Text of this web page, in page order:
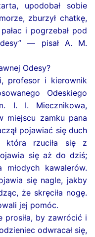
upodobał sobie
zburzył chatkę,
i pogrzebał pod
— pisał A. M.
Odesy?
profesor i kierownik
Odeskiego
I. I. Miecznikowa,
miejscu zamku pana
pojawiać się duch
która rzuciła się z
się aż do dziś;
młodych kawalerów.
się nagle, jakby
że skręciła nogę.
jej pomóc.
prosiła, by zawrócić i
odwracał się,